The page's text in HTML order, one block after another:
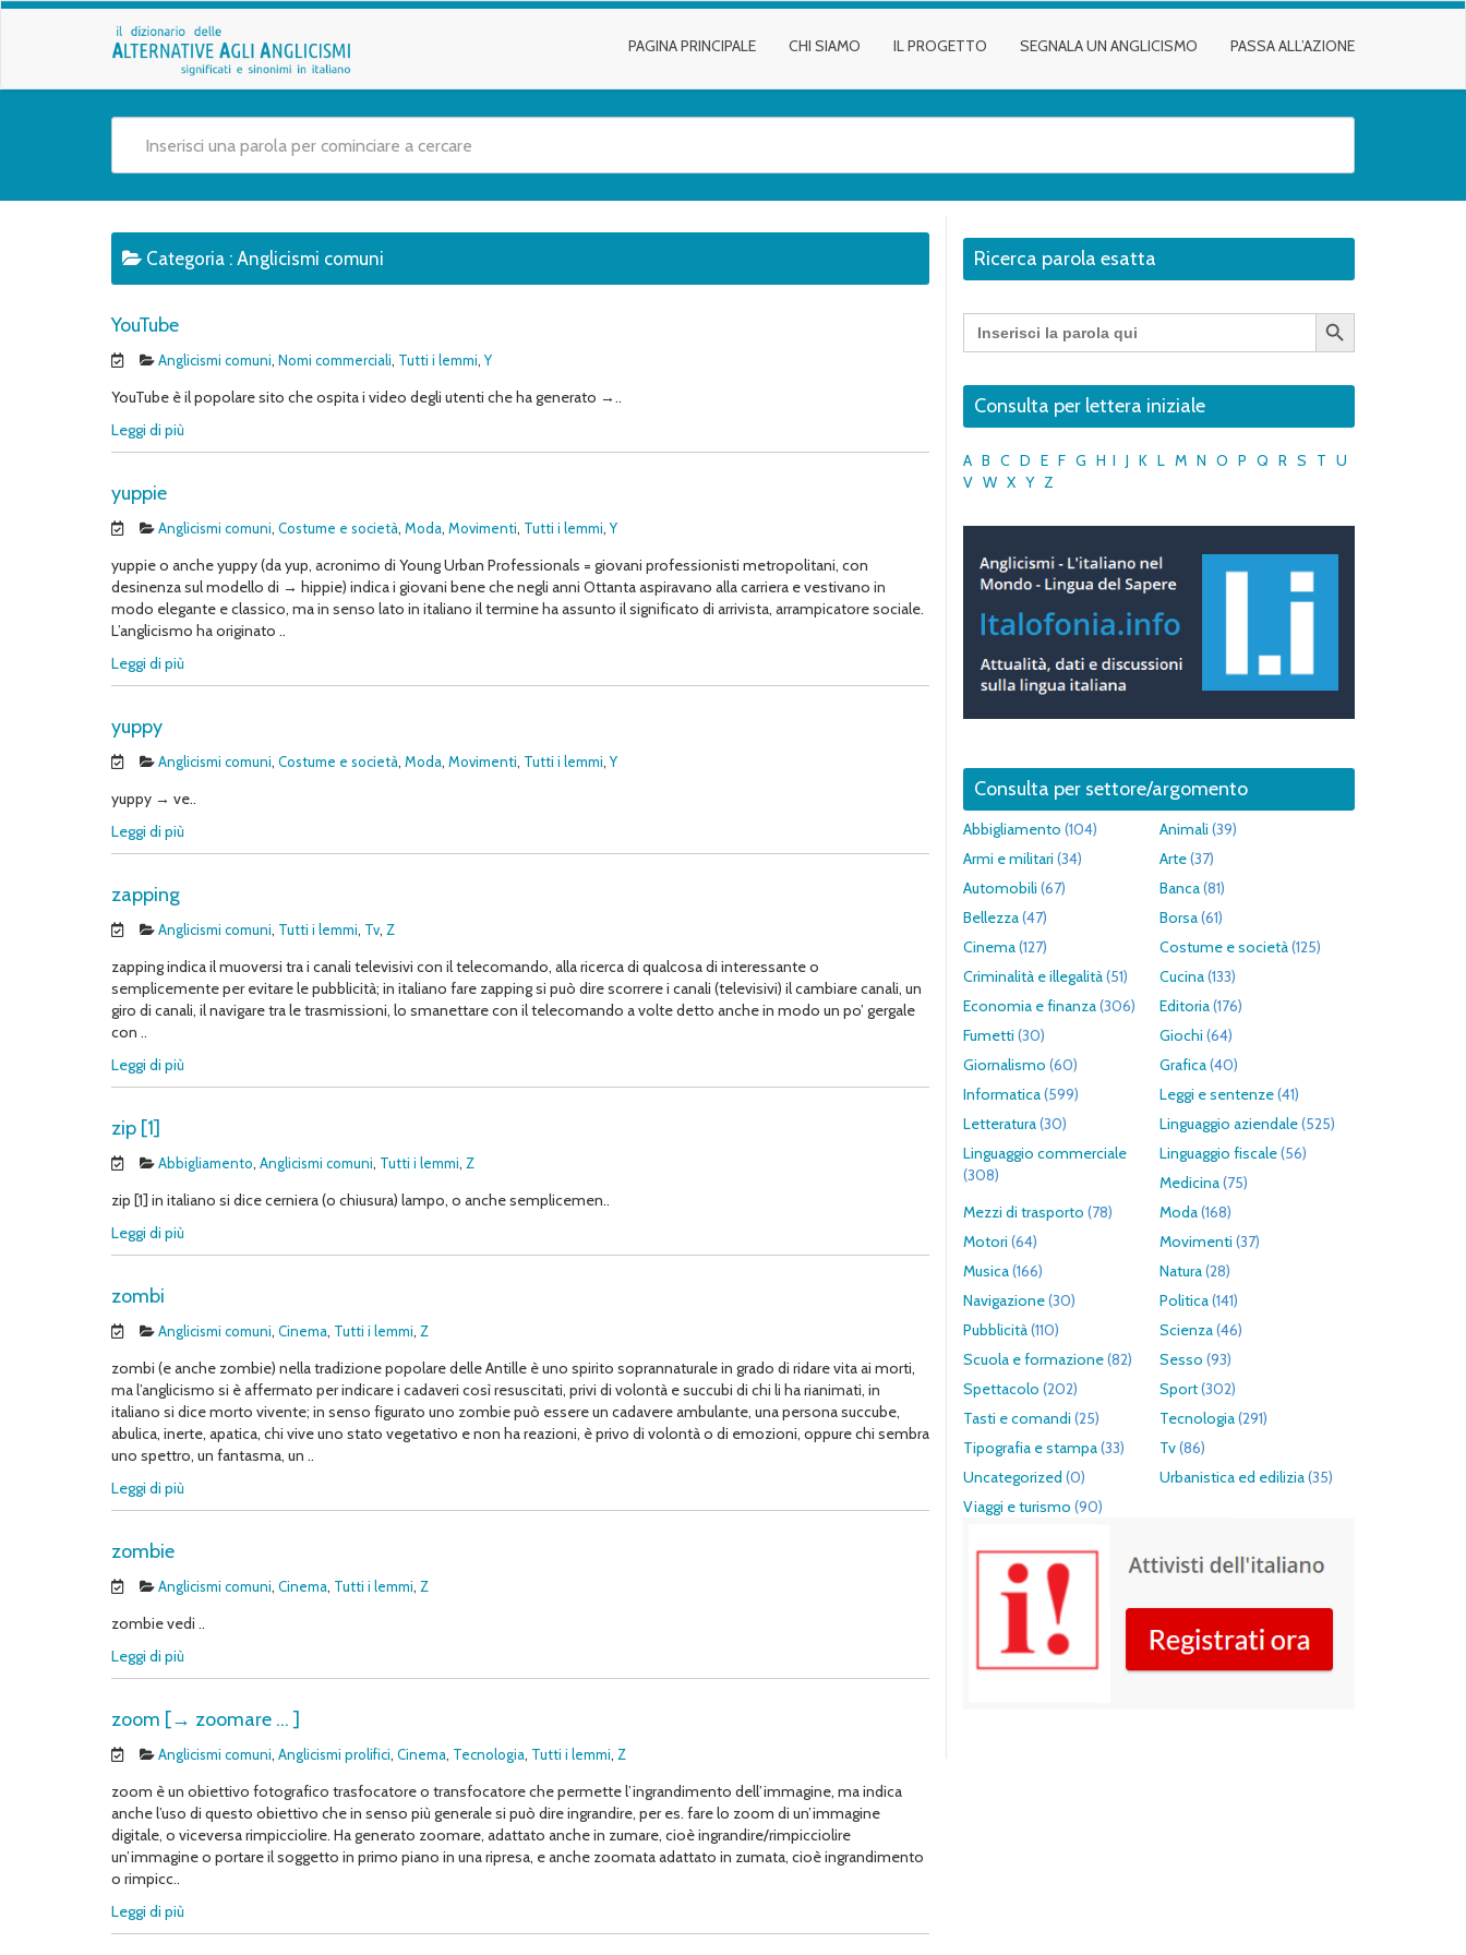
PAGINA PRINCIPALE CHI SIAMO IL PROGETTO SEGNALA UN ANGLICISMO PASSA ALL’AZIONE
Categoria : Anglicismi comuni
YouTube
Anglicismi comuni, Nomi commerciali, Tutti i lemmi,Y
YouTube è il popolare sito che ospita i video degli utenti che ha generato →..
Leggi di più
yuppie
Anglicismi comuni, Costume e società, Moda, Movimenti, Tutti i lemmi,Y
yuppie o anche yuppy (da yup, acronimo di Young Urban Professionals = giovani professionisti metropolitani, con
desinenza sul modello di → hippie) indica i giovani bene che negli anni Ottanta aspiravano alla carriera e vestivano in
modo elegante e classico, ma in senso lato in italiano il termine ha assunto il significato di arrivista, arrampicatore sociale.
L’anglicismo ha originato ..
Leggi di più
yuppy
Anglicismi comuni, Costume e società, Moda, Movimenti, Tutti i lemmi,Y
yuppy → ve..
Leggi di più
zapping
Anglicismi comuni, Tutti i lemmi, Tv, Z
zapping indica il muoversi tra i canali televisivi con il telecomando, alla ricerca di qualcosa di interessante o
semplicemente per evitare le pubblicità; in italiano fare zapping si può dire scorrere i canali (televisivi) il cambiare canali, un
giro di canali, il navigare tra le trasmissioni, lo smanettare con il telecomando a volte detto anche in modo un po’ gergale
con ..
Leggi di più
zip [1]
Abbigliamento, Anglicismi comuni, Tutti i lemmi, Z
zip [1] in italiano si dice cerniera (o chiusura) lampo, o anche semplicemen..
Leggi di più
zombi
Anglicismi comuni, Cinema, Tutti i lemmi, Z
zombi (e anche zombie) nella tradizione popolare delle Antille è uno spirito soprannaturale in grado di ridare vita ai morti,
ma l’anglicismo si è affermato per indicare i cadaveri così resuscitati, privi di volontà e succubi di chi li ha rianimati, in
italiano si dice morto vivente; in senso figurato uno zombie può essere un cadavere ambulante, una persona succube,
abulica, inerte, apatica, chi vive uno stato vegetativo e non ha reazioni, è privo di volontà o di emozioni, oppure chi sembra
uno spettro, un fantasma, un ..
Leggi di più
zombie
Anglicismi comuni, Cinema, Tutti i lemmi, Z
zombie vedi ..
Leggi di più
zoom [→ zoomare … ]
Anglicismi comuni, Anglicismi prolifici, Cinema, Tecnologia, Tutti i lemmi, Z
zoom è un obiettivo fotografico trasfocatore o transfocatore che permette l’ingrandimento dell’immagine, ma indica
anche l’uso di questo obiettivo che in senso più generale si può dire ingrandire, per es. fare lo zoom di un’immagine
digitale, o viceversa rimpicciolire. Ha generato zoomare, adattato anche in zumare, cioè ingrandire/rimpicciolire
un’immagine o portare il soggetto in primo piano in una ripresa, e anche zoomata adattato in zumata, cioè ingrandimento
o rimpicc..
Leggi di più
Ricerca parola esatta
Search
for:
Search Button
Consulta per lettera iniziale
A B C D E F G H I J K L M N O P Q R S T U
V W X Y Z
Consulta per settore/argomento
Abbigliamento (104) Animali (39)
Armi e militari (34) Arte(37)
Automobili (67) Banca(81)
Bellezza(47) Borsa(61)
Cinema(127) Costume e società(125)
Criminalità e illegalità(51) Cucina(133)
Economia e finanza(306) Editoria(176)
Fumetti (30) Giochi (64)
Giornalismo (60) Grafica(40)
Informatica(599) Leggi e sentenze(41)
Letteratura(30) Linguaggio aziendale(525)
Linguaggio commerciale
(308)
Linguaggio fiscale(56)
Medicina(75)
Mezzi di trasporto (78) Moda(168)
Motori (64) Movimenti (37)
Musica(166) Natura(28)
Navigazione(30) Politica(141)
Pubblicità(110) Scienza(46)
Scuola e formazione(82) Sesso (93)
Spettacolo (202) Sport(302)
Tasti e comandi (25) Tecnologia(291)
Tipografia e stampa(33) Tv(86)
Uncategorized (0) Urbanistica ed edilizia(35)
Viaggi e turismo (90)